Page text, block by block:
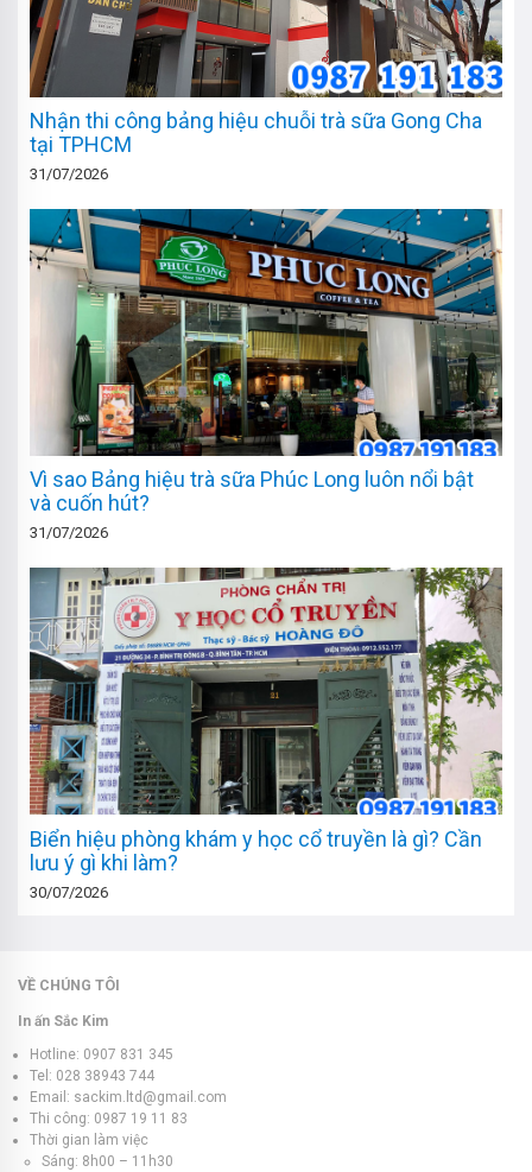
Nhận thi công bảng hiệu chuỗi trà sữa Gong Cha
tại TPHCM
31/07/2026
Vì sao Bảng hiệu trà sữa Phúc Long luôn nổi bật
và cuốn hút?
31/07/2026
Biển hiệu phòng khám y học cổ truyền là gì? Cần
lưu ý gì khi làm?
30/07/2026
VỀ CHÚNG TÔI
In ấn Sắc Kim
Hotline: 0907 831 345
Tel: 028 38943 744
Email: sackim.ltd@gmail.com
Thi công: 0987 19 11 83
Thời gian làm việc
Sáng: 8h00 – 11h30